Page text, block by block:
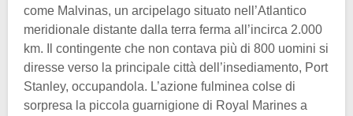
come Malvinas, un arcipelago situato nell’Atlantico
meridionale distante dalla terra ferma all’incirca 2.000
km. Il contingente che non contava più di 800 uomini si
diresse verso la principale città dell’insediamento, Port
Stanley, occupandola. L’azione fulminea colse di
sorpresa la piccola guarnigione di Royal Marines a